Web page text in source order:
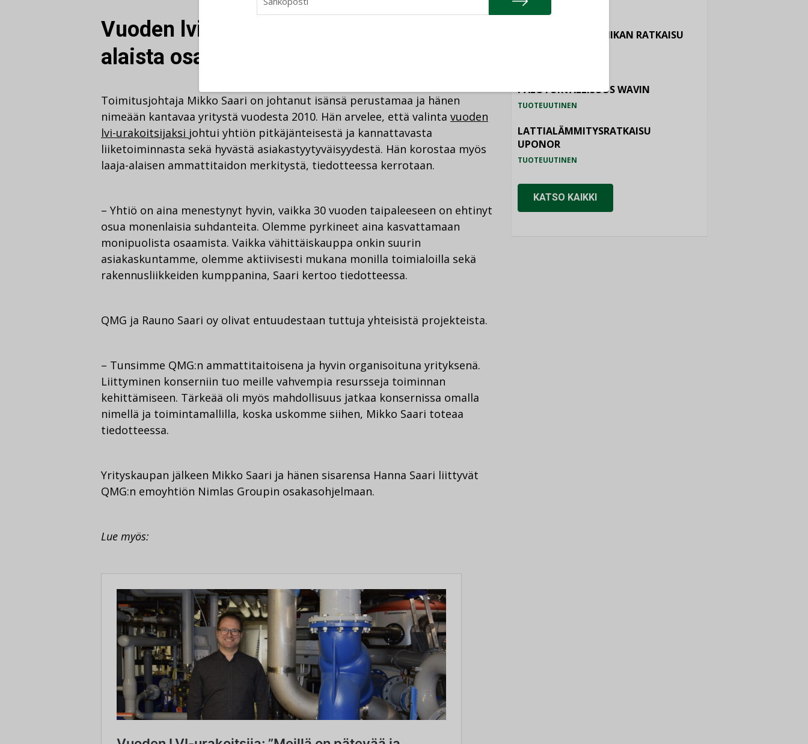
Vuoden lvi-urakoitsija korostaa laaja-
alaista osaamista
Toimitusjohtaja Mikko Saari on johtanut isänsä perustamaa ja hänen
nimeään kantavaa yritystä vuodesta 2010. Hän arvelee, että valinta vuoden
lvi-urakoitsijaksi johtui yhtiön pitkäjänteisestä ja kannattavasta
liiketoiminnasta sekä hyvästä asiakastyytyväisyydestä. Hän korostaa myös
laaja-alaisen ammattitaidon merkitystä, tiedotteessa kerrotaan.
– Yhtiö on aina menestynyt hyvin, vaikka 30 vuoden taipaleeseen on ehtinyt
osua monenlaisia suhdanteita. Olemme pyrkineet aina kasvattamaan
monipuolista osaamista. Vaikka vähittäiskauppa onkin suurin
asiakaskuntamme, olemme aktiivisesti mukana monilla toimialoilla sekä
rakennusliikkeiden kumppanina, Saari kertoo tiedotteessa.
QMG ja Rauno Saari oy olivat entuudestaan tuttuja yhteisistä projekteista.
– Tunsimme QMG:n ammattitaitoisena ja hyvin organisoituna yrityksenä.
Liittyminen konserniin tuo meille vahvempia resursseja toiminnan
kehittämiseen. Tärkeää oli myös mahdollisuus jatkaa konsernissa omalla
nimellä ja toimintamallilla, koska uskomme siihen, Mikko Saari toteaa
tiedotteessa.
Yrityskaupan jälkeen Mikko Saari ja hänen sisarensa Hanna Saari liittyvät
QMG:n emoyhtiön Nimlas Groupin osakasohjelmaan.
Lue myös:
TUOTEUUTINEN
ILMASTOINTITEKNIIKAN RATKAISU
PALOTURVALLISUUS WAVIN
TUOTEUUTINEN
LATTIALÄMMITYSRATKAISU
UPONOR
TUOTEUUTINEN
KATSO KAIKKI